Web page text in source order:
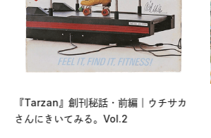
『Tarzan』創刊秘話・前編｜ウチサカ
さんにきいてみる。Vol.2